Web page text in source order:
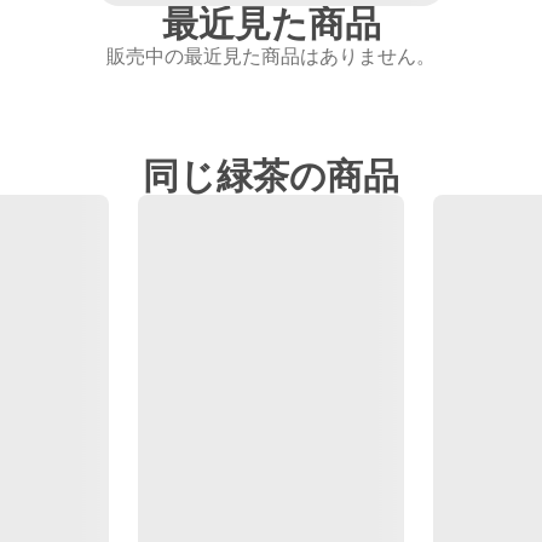
最近見た商品
販売中の最近見た商品はありません。
同じ緑茶の商品